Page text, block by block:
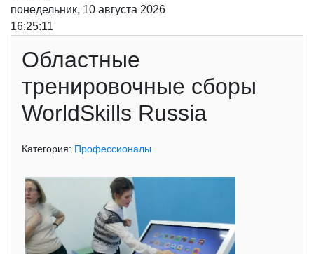
понедельник, 10 августа 2026
16:25:12
Областные
тренировочные сборы
WorldSkills Russia
Категория: Профессионалы